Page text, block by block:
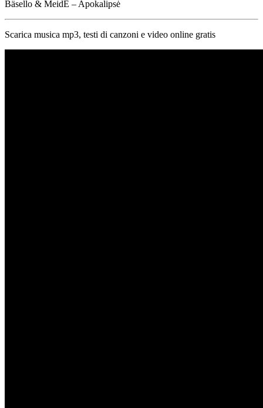
Bäsello & MeidĖ – Apokalipsė
Scarica musica mp3, testi di canzoni e video online gratis